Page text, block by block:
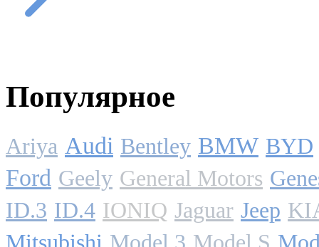
Популярное
Ariya Audi Bentley BMW BYD
Ford Geely General Motors
ID.3 ID.4 IONIQ Jaguar Jeep